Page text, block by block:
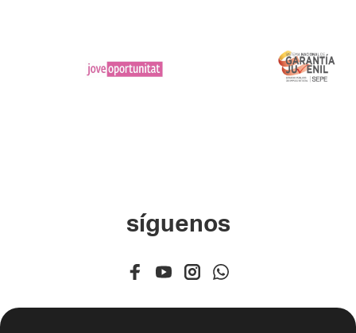
síguenos